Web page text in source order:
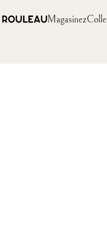
Magasinez